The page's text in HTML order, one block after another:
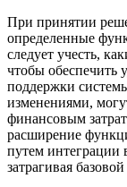
При принятии
определенные
следует учесть,
чтобы обеспечить
поддержки
изменениями,
финансовым
расширение
путем
затрагивая